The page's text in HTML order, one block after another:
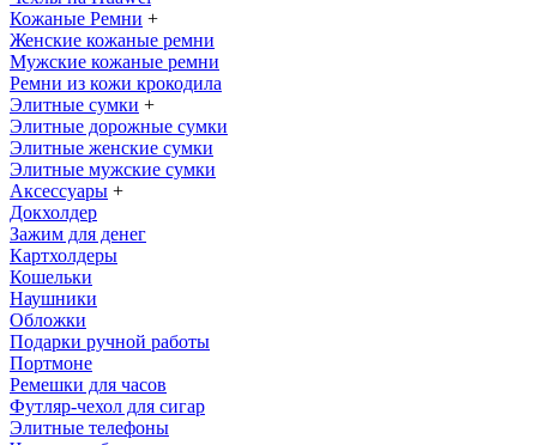
Кожаные Ремни +
Женские кожаные ремни
Мужские кожаные ремни
Ремни из кожи крокодила
Элитные сумки +
Элитные дорожные сумки
Элитные женские сумки
Элитные мужские сумки
Аксессуары +
Докхолдер
Зажим для денег
Картхолдеры
Кошельки
Наушники
Обложки
Подарки ручной работы
Портмоне
Ремешки для часов
Футляр-чехол для сигар
Элитные телефоны